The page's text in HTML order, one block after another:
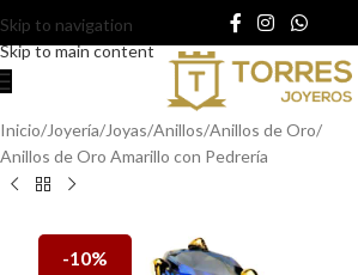
Skip to navigation
Skip to main content
Inicio/Joyería/Joyas/Anillos/Anillos de Oro/
Anillos de Oro Amarillo con Pedrería
-10%